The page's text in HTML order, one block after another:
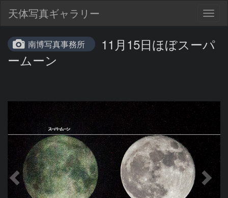
天体写真ギャラリー
南博写真事務所
11月15日ほぼスーパ
ームーン